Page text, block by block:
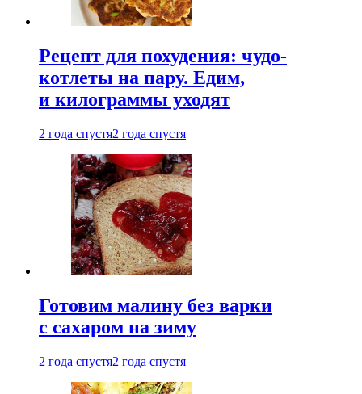
Рецепт для похудения: чудо-
котлеты на пару. Едим,
и килограммы уходят
2 года спустя2 года спустя
Готовим малину без варки
с сахаром на зиму
2 года спустя2 года спустя